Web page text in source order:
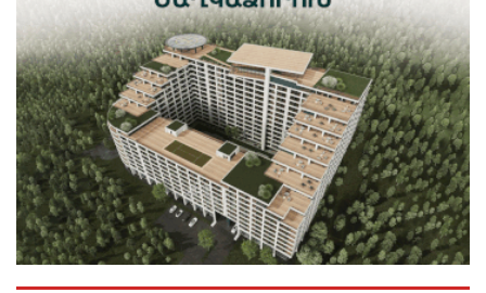
Ադրբեջանի Սարով գյուղում տանը 18-ամյա աղջկա
դի է հայտնաբերվել
1 օր առաջ
Հայհիդրոմետի տնօրենը գրել է
1 օր առաջ
Արտակարգ դեպք՝ Երևանում․ կոտրել են «Հույս
բոլոր մարդկանց» հիմնադրամի շենքի